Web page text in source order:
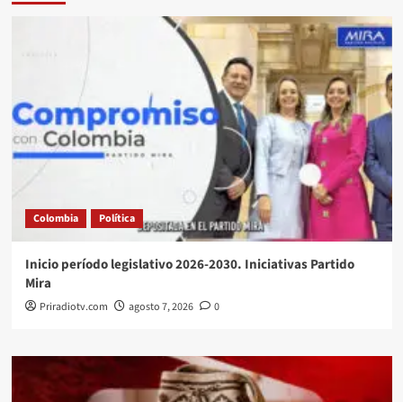
Colombia Política
Inicio período legislativo 2026-2030. Iniciativas Partido
Mira
Priradiotv.com agosto 7, 2026 0